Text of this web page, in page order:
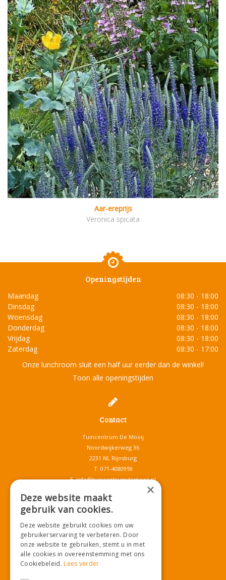
Aar-ereprijs
Veronica spicata
Openingstijden
Maandag
08:30 - 18:00
Dinsdag
08:30 - 18:00
Woensdag
08:30 - 18:00
Donderdag
08:30 - 18:00
Vrijdag
08:30 - 18:00
Zaterdag
08:30 - 17:00
Onze lunchroom sluit een half uur eerder dan de winkel!
Toon alle openingstijden
Contact
Tuincentrum De Mooij
Noordwijkerweg 36
2231 NL Rijnsburg
T. 071-4080959
E.info@tuincentrumdemooij.nl
Download onze App!
×
Deze website maakt
gebruik van cookies.
Deze website gebruikt cookies om uw
gebruikerservaring te verbeteren. Door
onze website te gebruiken, stemt u in met
alle cookies in overeenstemming met ons
Cookiebeleid.Lees verder